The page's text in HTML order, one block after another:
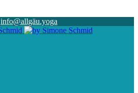
info@allgäu.yoga